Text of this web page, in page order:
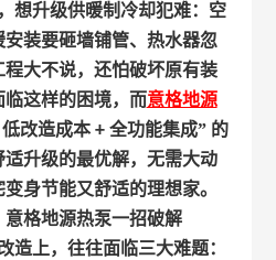
想升级供暖制冷却犯难：空
装要砸墙铺管、热水器忽
大不说，还怕破坏原有装
这样的困境，而意格地源
低改造成本 + 全功能集成” 的
升级的最优解，无需大动
身节能又舒适的理想家。
格地源热泵一招破解
造上，往往面临三大难题：